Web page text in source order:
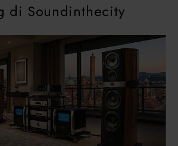
di Soundinthecity